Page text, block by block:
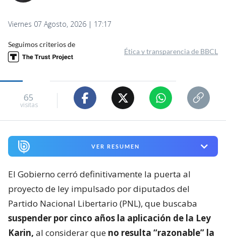
Viernes 07 Agosto, 2026 | 17:17
Seguimos criterios de
Ética y transparencia de BBCL
65
visitas
VER RESUMEN
El Gobierno cerró definitivamente la puerta al
proyecto de ley impulsado por diputados del
Partido Nacional Libertario (PNL), que buscaba
suspender por cinco años la aplicación de la Ley
Karin, al considerar que no resulta “razonable” la